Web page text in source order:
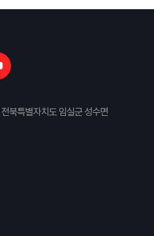
북특별자치도 임실군 성수면